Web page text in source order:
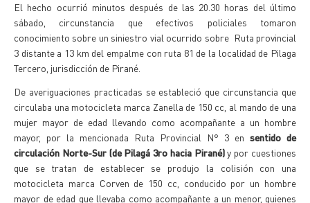
El hecho ocurrió minutos después de las 20.30 horas del último
sábado, circunstancia que efectivos policiales tomaron
conocimiento sobre un siniestro vial ocurrido sobre Ruta provincial
3 distante a 13 km del empalme con ruta 81 de la localidad de Pilaga
Tercero, jurisdicción de Pirané.
De averiguaciones practicadas se estableció que circunstancia que
circulaba una motocicleta marca Zanella de 150 cc, al mando de una
mujer mayor de edad llevando como acompañante a un hombre
mayor, por la mencionada Ruta Provincial N° 3 en sentido de
circulación Norte-Sur (de Pilagá 3ro hacia Pirané)y por cuestiones
que se tratan de establecer se produjo la colisión con una
motocicleta marca Corven de 150 cc, conducido por un hombre
mayor de edad que llevaba como acompañante a un menor, quienes